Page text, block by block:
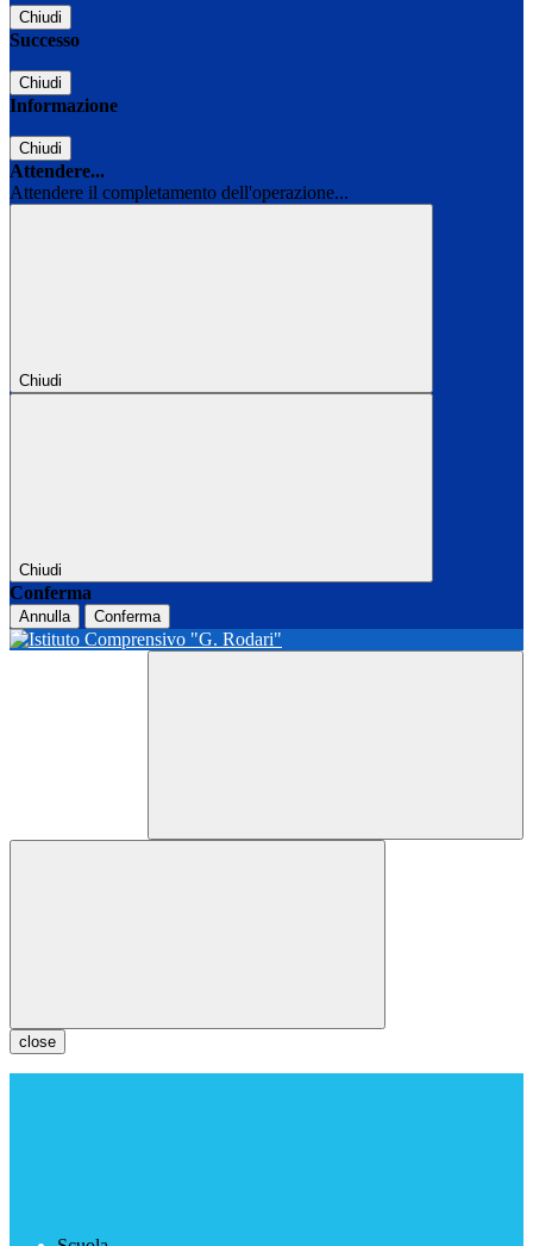
Chiudi
Successo
Chiudi
Informazione
Chiudi
Attendere...
Attendere il completamento dell'operazione...
Chiudi
Chiudi
Conferma
Annulla Conferma
close